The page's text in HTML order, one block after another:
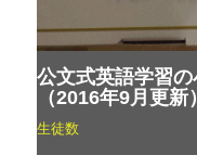
公文式英語学習
（2016年9月更新）
生徒数